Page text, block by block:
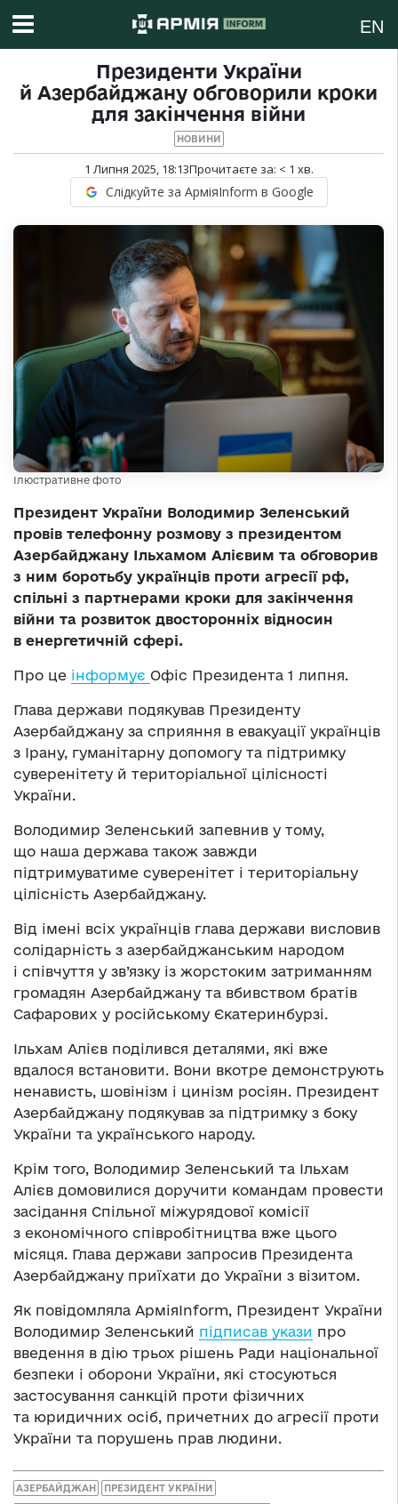
EN
Президенти України
й Азербайджану обговорили кроки
для закінчення війни
НОВИНИ
1 Липня 2025, 18:13Прочитаєте за: < 1 хв.
Слідкуйте за АрміяInform в Google
Ілюстративне фото
Президент України Володимир Зеленський
провів телефонну розмову з президентом
Азербайджану Ільхамом Алієвим та обговорив
з ним боротьбу українців проти агресії рф,
спільні з партнерами кроки для закінчення
війни та розвиток двосторонніх відносин
в енергетичній сфері.
Про це інформує Офіс Президента 1 липня.
Глава держави подякував Президенту
Азербайджану за сприяння в евакуації українців
з Ірану, гуманітарну допомогу та підтримку
суверенітету й територіальної цілісності
України.
Володимир Зеленський запевнив у тому,
що наша держава також завжди
підтримуватиме суверенітет і територіальну
цілісність Азербайджану.
Від імені всіх українців глава держави висловив
солідарність з азербайджанським народом
і співчуття у зв’язку із жорстоким затриманням
громадян Азербайджану та вбивством братів
Сафарових у російському Єкатеринбурзі.
Ільхам Алієв поділився деталями, які вже
вдалося встановити. Вони вкотре демонструють
ненависть, шовінізм і цинізм росіян. Президент
Азербайджану подякував за підтримку з боку
України та українського народу.
Крім того, Володимир Зеленський та Ільхам
Алієв домовилися доручити командам провести
засідання Спільної міжурядової комісії
з економічного співробітництва вже цього
місяця. Глава держави запросив Президента
Азербайджану приїхати до України з візитом.
Як повідомляла АрміяInform, Президент України
Володимир Зеленський підписав укази про
введення в дію трьох рішень Ради національної
безпеки і оборони України, які стосуються
застосування санкцій проти фізичних
та юридичних осіб, причетних до агресії проти
України та порушень прав людини.
АЗЕРБАЙДЖАН ПРЕЗИДЕНТ УКРАЇНИ